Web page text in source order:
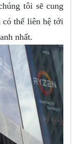
tôi sẽ cung
có thể liên hệ tới
nhất.